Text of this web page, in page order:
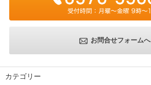
お問合せフォームへ
カテゴリー